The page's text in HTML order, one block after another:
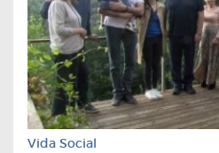
Vida Social